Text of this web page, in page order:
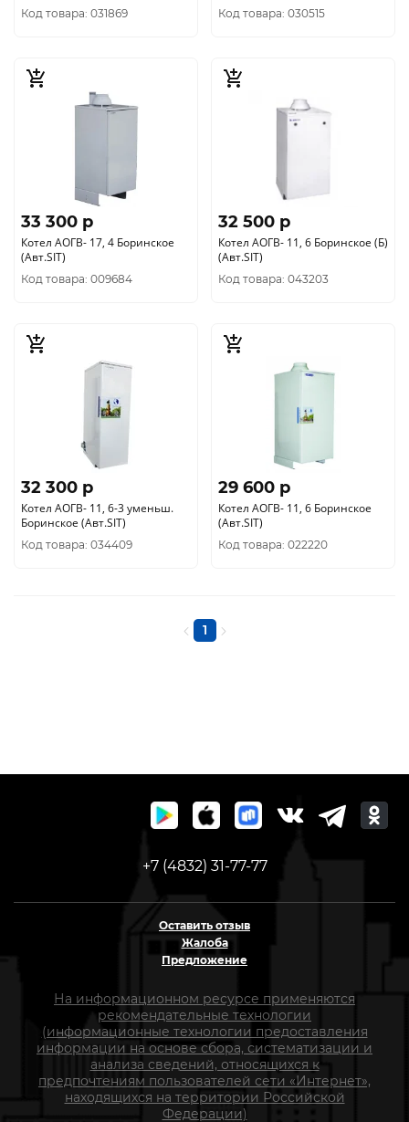
Код товара: 031869 Код товара: 030515
33 300 p
Котел АОГВ- 17, 4 Боринское
(Авт.SIT)
Код товара: 009684
32 500 p
Котел АОГВ- 11, 6 Боринское (Б)
(Авт.SIT)
Код товара: 043203
32 300 p
Котел АОГВ- 11, 6-3 уменьш.
Боринское (Авт.SIT)
Код товара: 034409
29 600 p
Котел АОГВ- 11, 6 Боринское
(Авт.SIT)
Код товара: 022220
1
+7 (4832) 31-77-77
Оставить отзыв
Жалоба
Предложение
На информационном ресурсе применяются
рекомендательные технологии
(информационные технологии предоставления
информации на основе сбора, систематизации и
анализа сведений, относящихся к
предпочтениям пользователей сети «Интернет»,
находящихся на территории Российской
Федерации)